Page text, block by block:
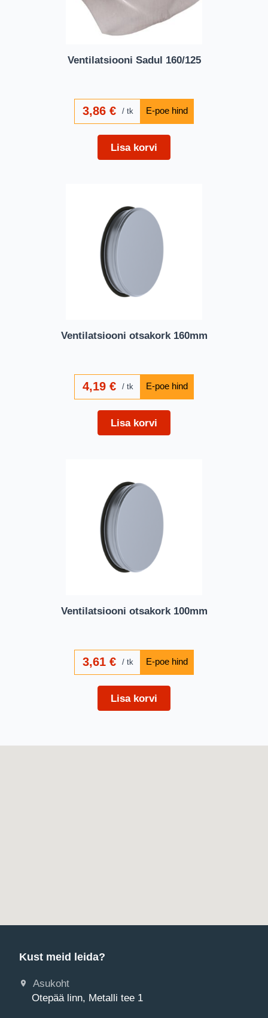
Ventilatsiooni Sadul 160/125
3,86€ tk
Lisa korvi
Ventilatsiooni otsakork 160mm
4,19€ tk
Lisa korvi
Ventilatsiooni otsakork 100mm
3,61€ tk
Lisa korvi
Kust meid leida?
Asukoht
Otepää linn, Metalli tee 1